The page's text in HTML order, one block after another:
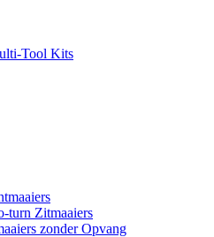
Tool Kits
turn Zitmaaiers
zonder Opvang